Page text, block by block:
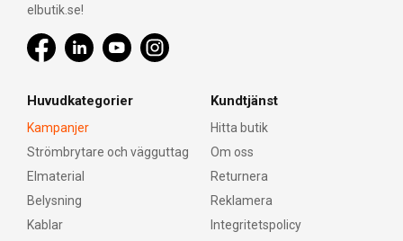
elbutik.se!
Huvudkategorier
Kampanjer
Strömbrytare och vägguttag
Elmaterial
Belysning
Kablar
Kundtjänst
Hitta butik
Om oss
Returnera
Reklamera
Integritetspolicy